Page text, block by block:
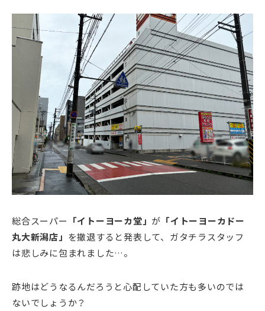
総合スーパー 「イトーヨーカ堂」 が 「イトーヨーカドー
丸大新潟店」 を撤退すると発表して、ガタチラスタッフ
は悲しみに包まれました…。
跡地はどうなるんだろうと心配していた方も多いのでは
ないでしょうか？